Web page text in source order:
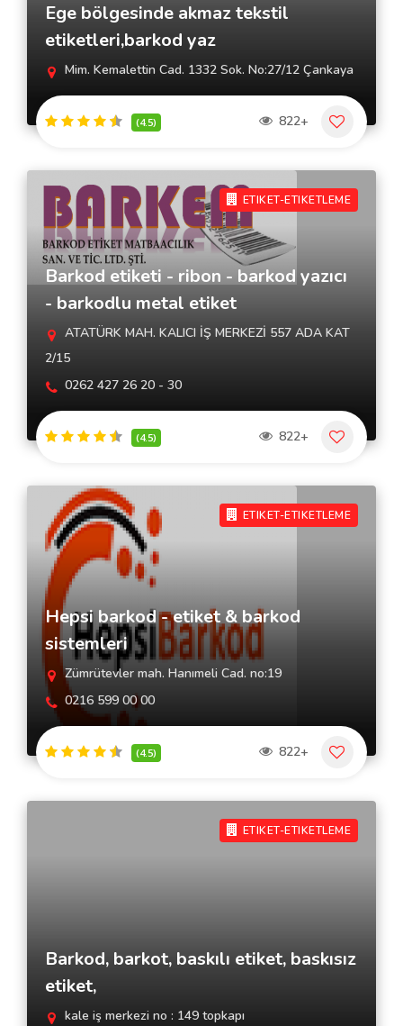
Ege bölgesinde akmaz tekstil
etiketleri,barkod yaz
Mim. Kemalettin Cad. 1332 Sok. No:27/12 Çankaya
(4.5) 822+
ETIKET-ETIKETLEME
Barkod etiketi - ribon - barkod yazıcı
- barkodlu metal etiket
ATATÜRK MAH. KALICI İŞ MERKEZİ 557 ADA KAT
2/15
0262 427 26 20 - 30
(4.5) 822+
ETIKET-ETIKETLEME
Hepsi barkod - etiket & barkod
sistemleri
Zümrütevler mah. Hanımeli Cad. no:19
0216 599 00 00
(4.5) 822+
ETIKET-ETIKETLEME
Barkod, barkot, baskılı etiket, baskısız
etiket,
kale iş merkezi no : 149 topkapı